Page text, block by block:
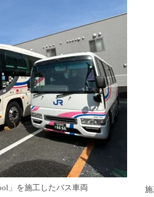
」を施工したバス車両